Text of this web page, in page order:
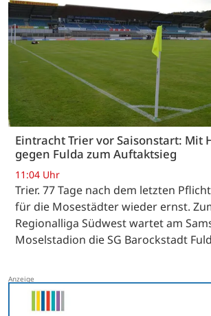
Eintracht Trier vor Saisonstart: Mit
gegen Fulda zum Auftaktsieg
11:04 Uhr
Trier. 77 Tage nach dem letzten
für die Mosestädter wieder ernst.
Regionalliga Südwest wartet am
Moselstadion die SG Barockstadt